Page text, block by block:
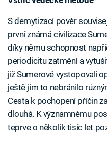
S demytizací pověr
první známá civilizace
díky němu schopnost
periodicitu zatmění a
již Sumerové vystopovali
ještě jim to nebránilo
Cesta k pochopení příčin
dlouhá. K významnému
teprve o několik tisíc let